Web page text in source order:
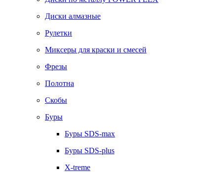
Диски алмазные
Рулетки
Миксеры для краски и смесей
Фрезы
Полотна
Скобы
Буры
Буры SDS-max
Буры SDS-plus
X-treme